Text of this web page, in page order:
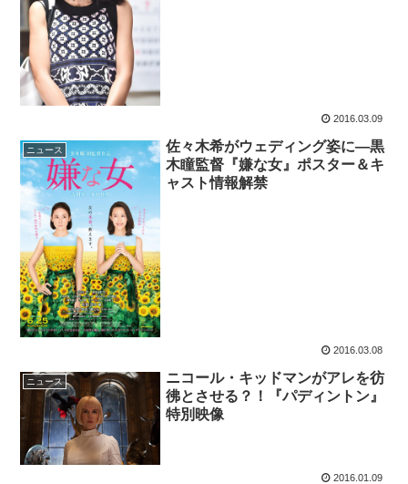
2016.03.09
ニュース
佐々木希がウェディング姿に―黒
木瞳監督『嫌な女』ポスター＆キ
ャスト情報解禁
2016.03.08
ニュース
ニコール・キッドマンがアレを彷
彿とさせる？！『パディントン』
特別映像
2016.01.09